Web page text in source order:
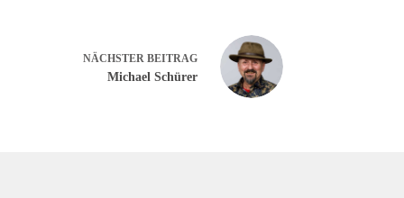
NÄCHSTER BEITRAG
Michael Schürer